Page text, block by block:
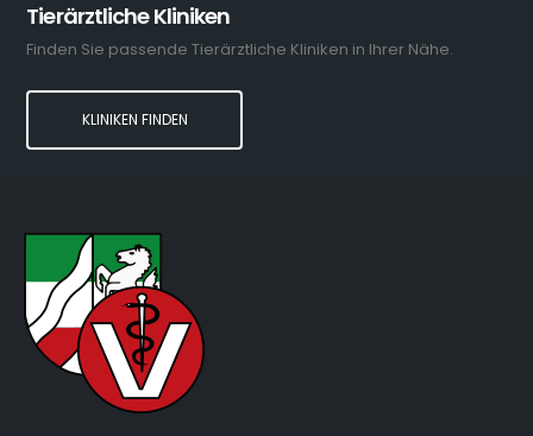
Tierärztliche Kliniken
Finden Sie passende Tierärztliche Kliniken in Ihrer Nähe.
KLINIKEN FINDEN